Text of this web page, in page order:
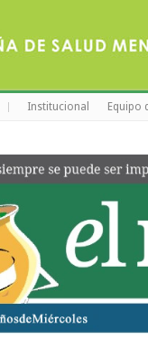
Institucional Equipo